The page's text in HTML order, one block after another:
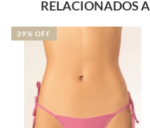
RELACIONADOS
39% OFF